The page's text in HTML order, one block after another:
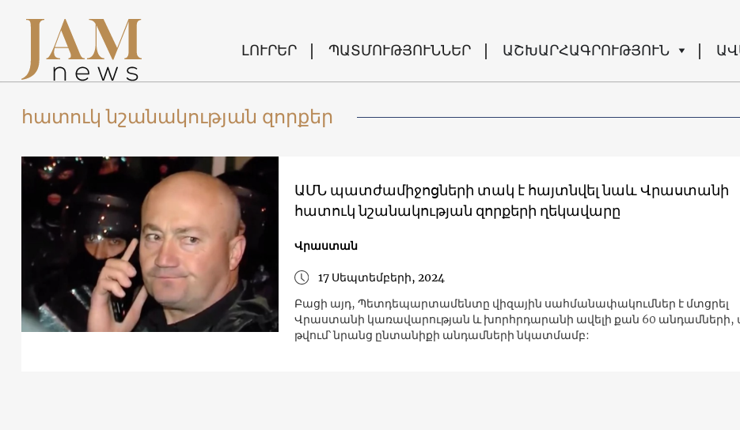
ԼՈՒՐԵՐ ՊԱՏՄՈՒԹՅՈՒՆՆԵՐ ԱՇԽԱՐՀԱԳՐՈՒԹՅՈՒՆ
հատուկ նշանակության զորքեր
ԱՄՆ պատժամիջոցների տակ է հայտնվել նաև Վրաստանի
հատուկ նշանակության զորքերի ղեկավարը
Վրաստան
17 Սեպտեմբերի, 2024
Բացի այդ, Պետդեպարտամենտը վիզային սահմանափակումներ է մտցրել
Վրաստանի կառավարության և խորհրդարանի ավելի քան 60 անդամների,
թվում՝ նրանց ընտանիքի անդամների նկատմամբ: